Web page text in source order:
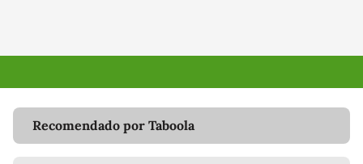
Recomendado por Taboola